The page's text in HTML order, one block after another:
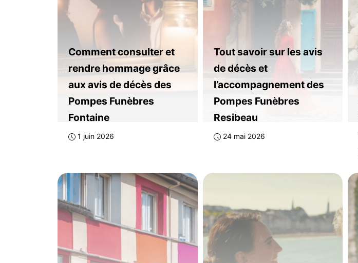
Comment consulter et
rendre hommage grâce
aux avis de décès des
Pompes Funèbres
Fontaine
1 juin 2026
Tout savoir sur les avis
de décès et
l’accompagnement des
Pompes Funèbres
Resibeau
24 mai 2026